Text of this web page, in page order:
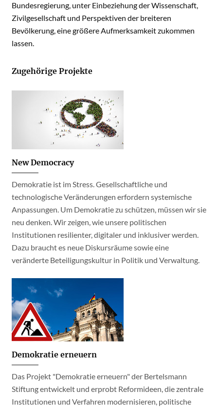
Bundesregierung, unter Einbeziehung der Wissenschaft,
Zivilgesellschaft und Perspektiven der breiteren
Bevölkerung, eine größere Aufmerksamkeit zukommen
lassen.
Zugehörige Projekte
New Democracy
Demokratie ist im Stress. Gesellschaftliche und
technologische Veränderungen erfordern systemische
Anpassungen. Um Demokratie zu schützen, müssen wir sie
neu denken. Wir zeigen, wie unsere politischen
Institutionen resilienter, digitaler und inklusiver werden.
Dazu braucht es neue Diskursräume sowie eine
veränderte Beteiligungskultur in Politik und Verwaltung.
Demokratie erneuern
Das Projekt "Demokratie erneuern" der Bertelsmann
Stiftung entwickelt und erprobt Reformideen, die zentrale
Institutionen und Verfahren modernisieren, politische